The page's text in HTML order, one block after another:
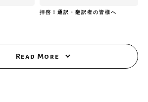
拝啓！通訳・翻訳者の皆様へ
Read More